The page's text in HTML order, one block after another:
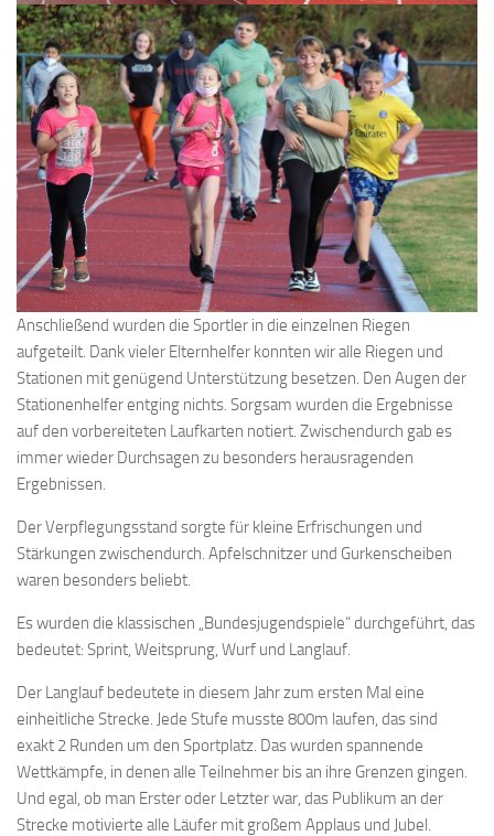
Anschließend wurden die Sportler in die einzelnen Riegen
aufgeteilt. Dank vieler Elternhelfer konnten wir alle Riegen und
Stationen mit genügend Unterstützung besetzen. Den Augen der
Stationenhelfer entging nichts. Sorgsam wurden die Ergebnisse
auf den vorbereiteten Laufkarten notiert. Zwischendurch gab es
immer wieder Durchsagen zu besonders herausragenden
Ergebnissen.
Der Verpflegungsstand sorgte für kleine Erfrischungen und
Stärkungen zwischendurch. Apfelschnitzer und Gurkenscheiben
waren besonders beliebt.
Es wurden die klassischen „Bundesjugendspiele“ durchgeführt, das
bedeutet: Sprint, Weitsprung, Wurf und Langlauf.
Der Langlauf bedeutete in diesem Jahr zum ersten Mal eine
einheitliche Strecke. Jede Stufe musste 800m laufen, das sind
exakt 2 Runden um den Sportplatz. Das wurden spannende
Wettkämpfe, in denen alle Teilnehmer bis an ihre Grenzen gingen.
Und egal, ob man Erster oder Letzter war, das Publikum an der
Strecke motivierte alle Läufer mit großem Applaus und Jubel.